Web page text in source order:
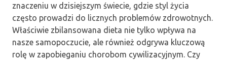
znaczeniu w dzisiejszym świecie, gdzie styl życia
często prowadzi do licznych problemów zdrowotnych.
Właściwie zbilansowana dieta nie tylko wpływa na
nasze samopoczucie, ale również odgrywa kluczową
rolę w zapobieganiu chorobom cywilizacyjnym. Czy